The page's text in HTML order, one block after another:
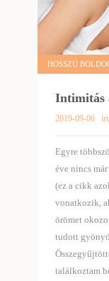
HOSSZÚ
Intimitás
2019-09-06
Egyre
éve nincs
(ez a cikk
vonatkozik,
örömet
tudott
találkoztam